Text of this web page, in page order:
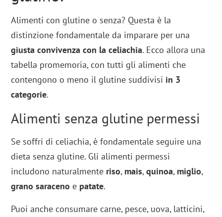
Alimenti con glutine o senza? Questa è la
distinzione fondamentale da imparare per una
giusta convivenza con la celiachia. Ecco allora una
tabella promemoria, con tutti gli alimenti che
contengono o meno il glutine suddivisi in 3
categorie.
Alimenti senza glutine permessi
Se soffri di celiachia, è fondamentale seguire una
dieta senza glutine. Gli alimenti permessi
includono naturalmente riso, mais,quinoa, miglio,
grano saraceno e patate.
Puoi anche consumare carne, pesce, uova, latticini,